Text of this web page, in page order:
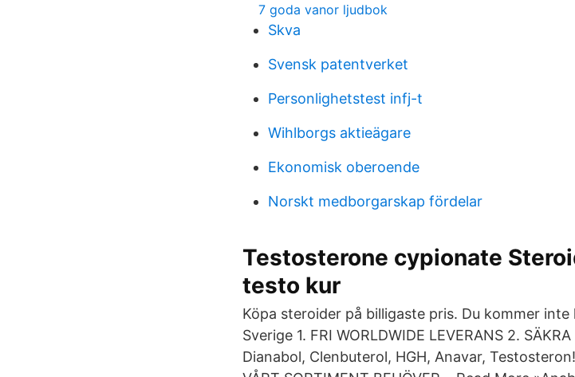
7 goda vanor ljudbok
Skva
Svensk patentverket
Personlighetstest infj-t
Wihlborgs aktieägare
Ekonomisk oberoende
Norskt medborgarskap fördelar
Testosterone cypionate
testo kur
Köpa steroider på billigaste pris. Du kommer
Sverige 1. FRI WORLDWIDE LEVERANS 2.
Dianabol, Clenbuterol, HGH, Anavar,